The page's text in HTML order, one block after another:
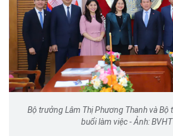
Bộ trưởng Lâm Thị Phương Thanh và Bộ
buổi làm việc - Ảnh: